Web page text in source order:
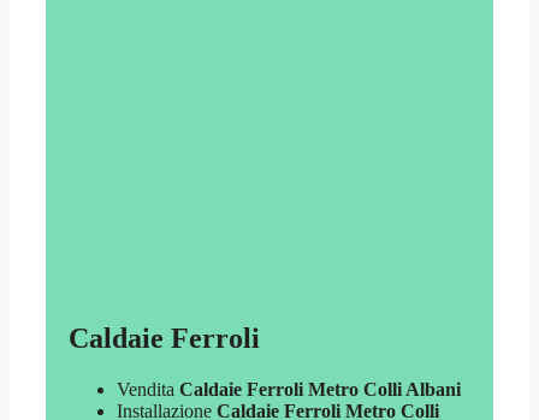
Caldaie Ferroli
Vendita Caldaie Ferroli Metro Colli Albani
Installazione Caldaie Ferroli Metro Colli